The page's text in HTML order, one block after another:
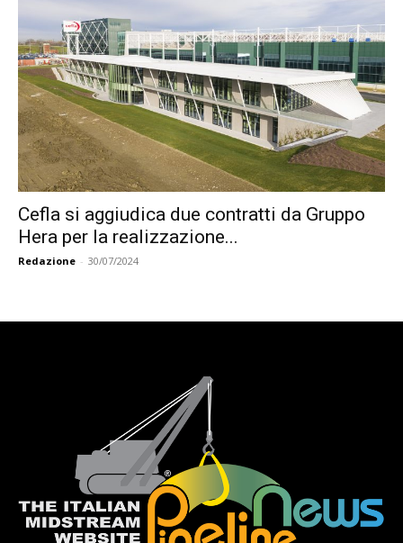
Cefla si aggiudica due contratti da Gruppo
Hera per la realizzazione...
Redazione - 30/07/2024